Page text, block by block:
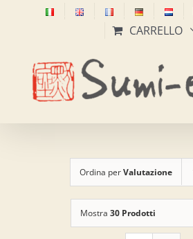
CARRELLO
Ordina perValutazione
Mostra 30 Prodotti